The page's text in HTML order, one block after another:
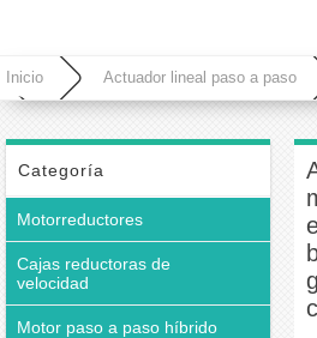
Inicio Actuador lineal paso a paso
grados 2A 7,2V 4 cables
Categoría
Motorreductores
Cajas reductoras de
velocidad
Motor paso a paso híbrido